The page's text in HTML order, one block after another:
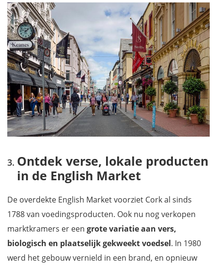
Ontdek verse, lokale producten
in de English Market
De overdekte English Marketvoorziet Cork al sinds
1788 van voedingsproducten. Ook nu nog verkopen
marktkramers er een grote variatie aan vers,
biologisch en plaatselijk gekweekt voedsel. In 1980
werd het gebouw vernield in een brand, en opnieuw